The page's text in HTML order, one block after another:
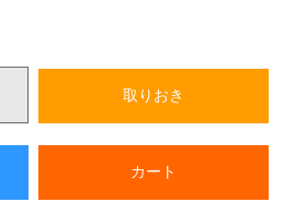
取りおき
カート